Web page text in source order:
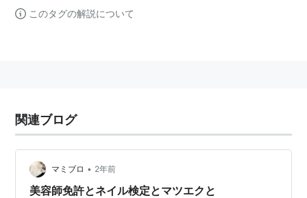
このタグの解説について
関連ブログ
マミブロ • 2年前
美容師免許とネイル検定とマツエクと